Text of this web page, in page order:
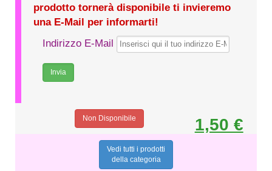
prodotto tornerà disponibile ti invieremo
una E-Mail per informarti!
Indirizzo E-Mail
1,50 €
Non Disponibile
Vedi tutti i prodotti
della categoria